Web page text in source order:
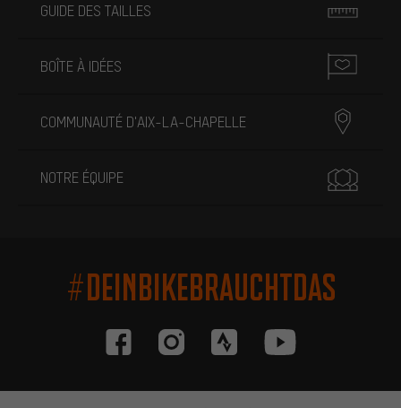
GUIDE DES TAILLES
BOÎTE À IDÉES
COMMUNAUTÉ D'AIX-LA-CHAPELLE
NOTRE ÉQUIPE
#DEINBIKEBRAUCHTDAS